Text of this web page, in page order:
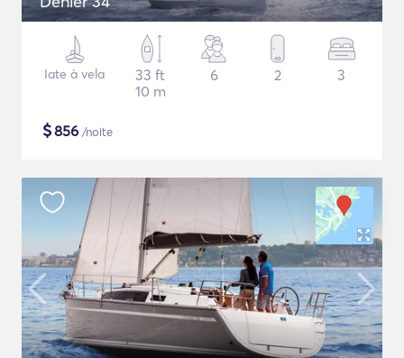
Iate à vela
33 ft
10 m
6 2 3
$856 /noite